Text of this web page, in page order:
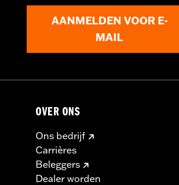
AANMELDEN VOOR E-
MAIL
OVER ONS
Ons bedrijf
Carrières
Beleggers
Dealer worden